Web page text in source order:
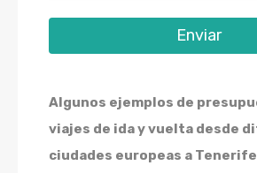
Enviar
Algunos ejemplos de
viajes de ida y vuelta desde
ciudades europeas a